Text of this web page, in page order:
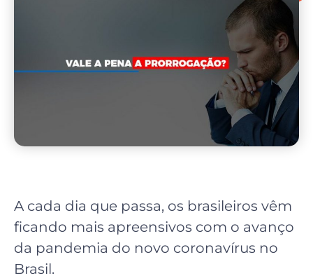
A cada dia que passa, os brasileiros vêm
ficando mais apreensivos com o avanço
da pandemia do novo coronavírus no
Brasil.